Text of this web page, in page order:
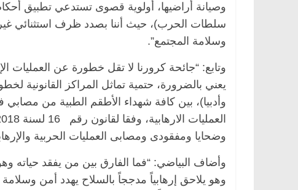
وصيانة أراضيها، أولوية قصوى تستدعي تطبيق
سلطات الحرب)، حيث أننا بصدد ظرف استثنائي
وسلامة المجتمع”.
وتابع: “جائحة كرورنا لا تقل خطورة عن العمليات
يعني بالضرورة، حتمية تماثل المراكز القانونية
وأدبيا)، بين كافة شهداء الأطقم الطبية من
وضحايا ومفقودى ومصابى العمليات الحربية
وأضاف البياضي: “فما الفارق بين من يفقد
وهو يلاحق إرهابياً مدججاً بالسلاح يهدد أمن